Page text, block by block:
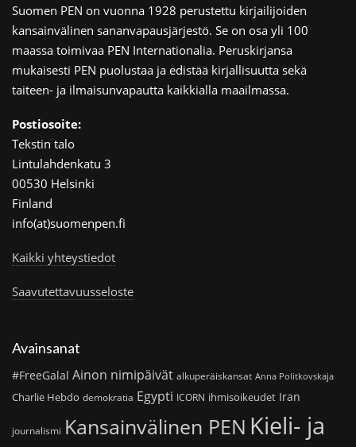
Suomen PEN on vuonna 1928 perustettu kirjailijoiden
kansainvälinen sananvapausjärjestö. Se on osa yli 100
maassa toimivaa PEN Internationalia. Peruskirjansa
mukaisesti PEN puolustaa ja edistää kirjallisuutta sekä
taiteen- ja ilmaisunvapautta kaikkialla maailmassa.
Postiosoite:
Tekstin talo
Lintulahdenkatu 3
00530 Helsinki
Finland
info(at)suomenpen.fi
Kaikki yhteystiedot
Saavutettavuusseloste
Avainsanat
#FreeGalal Ainon nimipäivät alkuperäiskansat Anna Politkovskaja
Charlie Hebdo demokratia Egypti ICORN ihmisoikeudet Iran
journalismi Kansainvälinen PEN Kieli- ja